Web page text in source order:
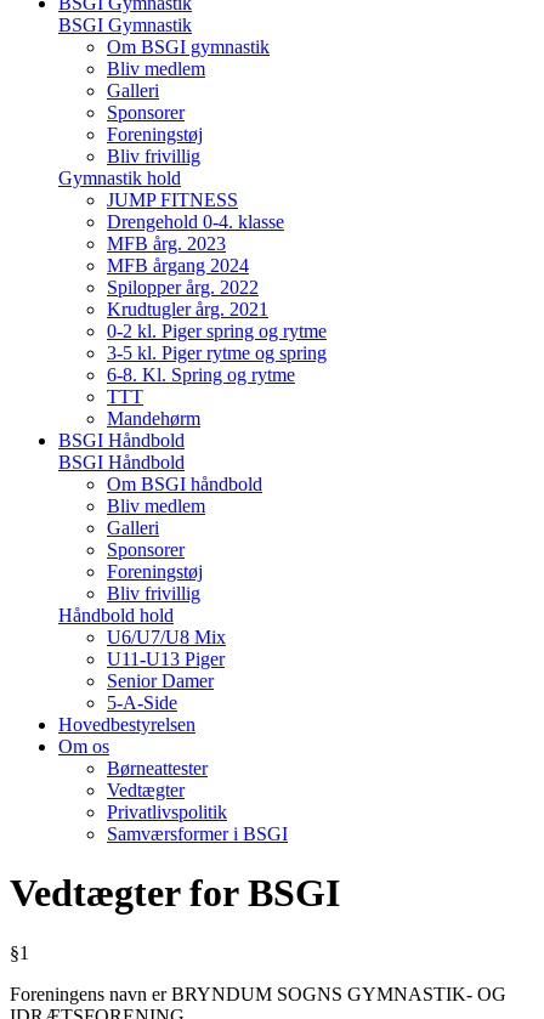
BSGI Gymnastik
Om BSGI gymnastik
Bliv medlem
Galleri
Sponsorer
Foreningstøj
Bliv frivillig
Gymnastik hold
JUMP FITNESS
Drengehold 0-4. klasse
MFB årg. 2023
MFB årgang 2024
Spilopper årg. 2022
Krudtugler årg. 2021
0-2 kl. Piger spring og rytme
3-5 kl. Piger rytme og spring
6-8. Kl. Spring og rytme
TTT
Mandehørm
BSGI Håndbold
BSGI Håndbold
Om BSGI håndbold
Bliv medlem
Galleri
Sponsorer
Foreningstøj
Bliv frivillig
Håndbold hold
U6/U7/U8 Mix
U11-U13 Piger
Senior Damer
5-A-Side
Hovedbestyrelsen
Om os
Børneattester
Vedtægter
Privatlivspolitik
Samværsformer i BSGI
Vedtægter for BSGI
§1
Foreningens navn er BRYNDUM SOGNS GYMNASTIK- OG